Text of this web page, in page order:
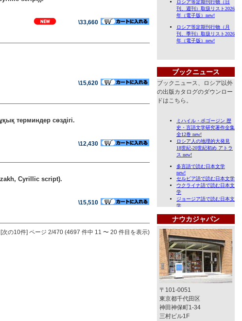
\33,660
\15,620
терминдер сөздігі.
\12,430
Cyrillic script).
\15,510
[次の10件] ページ 2/470 (4697 件中 11 〜 20 件目を表示)
ブックニュース
ブックニュース、ロシア以外
の出版カタログのダウンロー
ドはこちら。
ナウカジャパン
〒101-0051
東京都千代田区
神田神保町1-34
三村ビル1F